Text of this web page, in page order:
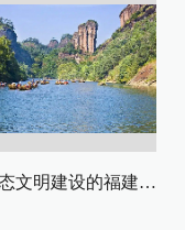
数字生态文明建设的福建路径与启示